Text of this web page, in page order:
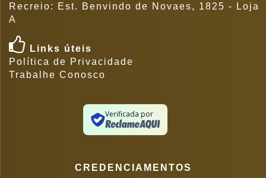
Recreio: Est. Benvindo de Novaes, 1825 - Loja
A
Links úteis
Política de Privacidade
Trabalhe Conosco
Verificada por
CREDENCIAMENTOS